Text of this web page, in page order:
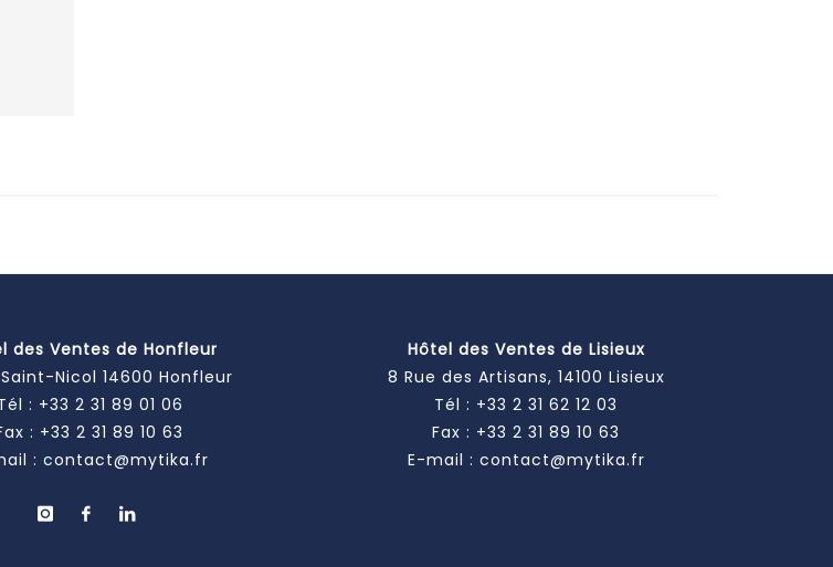
des Ventes de Honfleur
Nicol 14600 Honfleur
: +33 2 31 89 01 06
: +33 2 31 89 10 63
: contact@mytika.fr
Hôtel des Ventes de Lisieux
8 Rue des Artisans, 14100 Lisieux
Tél : +33 2 31 62 12 03
Fax : +33 2 31 89 10 63
E-mail : contact@mytika.fr